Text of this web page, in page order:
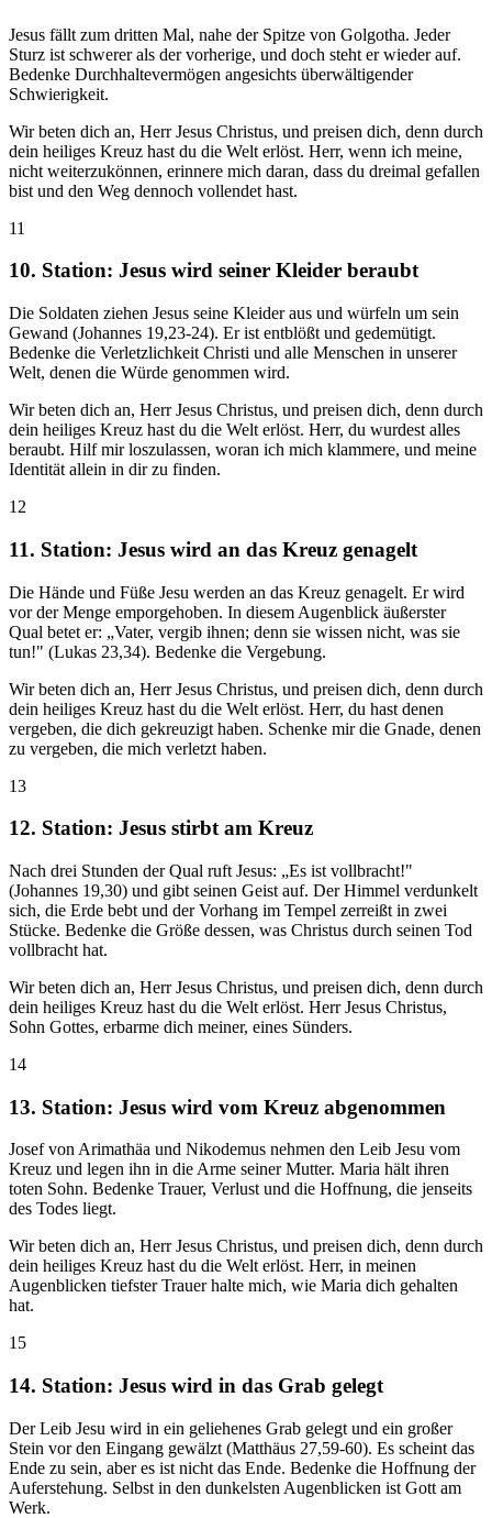
Jesus fällt zum dritten Mal, nahe der Spitze von Golgotha. Jeder
Sturz ist schwerer als der vorherige, und doch steht er wieder auf.
Bedenke Durchhaltevermögen angesichts überwältigender
Schwierigkeit.
Wir beten dich an, Herr Jesus Christus, und preisen dich, denn durch
dein heiliges Kreuz hast du die Welt erlöst. Herr, wenn ich meine,
nicht weiterzukönnen, erinnere mich daran, dass du dreimal gefallen
bist und den Weg dennoch vollendet hast.
11
10. Station: Jesus wird seiner Kleider beraubt
Die Soldaten ziehen Jesus seine Kleider aus und würfeln um sein
Gewand (Johannes 19,23-24). Er ist entblößt und gedemütigt.
Bedenke die Verletzlichkeit Christi und alle Menschen in unserer
Welt, denen die Würde genommen wird.
Wir beten dich an, Herr Jesus Christus, und preisen dich, denn durch
dein heiliges Kreuz hast du die Welt erlöst. Herr, du wurdest alles
beraubt. Hilf mir loszulassen, woran ich mich klammere, und meine
Identität allein in dir zu finden.
12
11. Station: Jesus wird an das Kreuz genagelt
Die Hände und Füße Jesu werden an das Kreuz genagelt. Er wird
vor der Menge emporgehoben. In diesem Augenblick äußerster
Qual betet er: „Vater, vergib ihnen; denn sie wissen nicht, was sie
tun!" (Lukas 23,34). Bedenke die Vergebung.
Wir beten dich an, Herr Jesus Christus, und preisen dich, denn durch
dein heiliges Kreuz hast du die Welt erlöst. Herr, du hast denen
vergeben, die dich gekreuzigt haben. Schenke mir die Gnade, denen
zu vergeben, die mich verletzt haben.
13
12. Station: Jesus stirbt am Kreuz
Nach drei Stunden der Qual ruft Jesus: „Es ist vollbracht!"
(Johannes 19,30) und gibt seinen Geist auf. Der Himmel verdunkelt
sich, die Erde bebt und der Vorhang im Tempel zerreißt in zwei
Stücke. Bedenke die Größe dessen, was Christus durch seinen Tod
vollbracht hat.
Wir beten dich an, Herr Jesus Christus, und preisen dich, denn durch
dein heiliges Kreuz hast du die Welt erlöst. Herr Jesus Christus,
Sohn Gottes, erbarme dich meiner, eines Sünders.
14
13. Station: Jesus wird vom Kreuz abgenommen
Josef von Arimathäa und Nikodemus nehmen den Leib Jesu vom
Kreuz und legen ihn in die Arme seiner Mutter. Maria hält ihren
toten Sohn. Bedenke Trauer, Verlust und die Hoffnung, die jenseits
des Todes liegt.
Wir beten dich an, Herr Jesus Christus, und preisen dich, denn durch
dein heiliges Kreuz hast du die Welt erlöst. Herr, in meinen
Augenblicken tiefster Trauer halte mich, wie Maria dich gehalten
hat.
15
14. Station: Jesus wird in das Grab gelegt
Der Leib Jesu wird in ein geliehenes Grab gelegt und ein großer
Stein vor den Eingang gewälzt (Matthäus 27,59-60). Es scheint das
Ende zu sein, aber es ist nicht das Ende. Bedenke die Hoffnung der
Auferstehung. Selbst in den dunkelsten Augenblicken ist Gott am
Werk.